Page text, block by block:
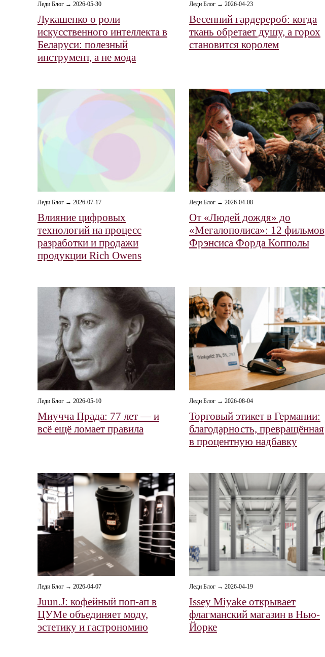
Леди Блог → 2026-05-30
Лукашенко о роли
искусственного интеллекта в
Беларуси: полезный
инструмент, а не мода
Леди Блог → 2026-04-23
Весенний гардерероб: когда
ткань обретает душу, а горох
становится королем
Леди Блог → 2026-07-17
Влияние цифровых
технологий на процесс
разработки и продажи
продукции Rich Owens
Леди Блог → 2026-04-08
От «Людей дождя» до
«Мегалополиса»: 12 фильмов
Фрэнсиса Форда Копполы
Леди Блог → 2026-05-10
Миучча Прада: 77 лет — и
всё ещё ломает правила
Леди Блог → 2026-08-04
Торговый этикет в Германии:
благодарность, превращённая
в процентную надбавку
Леди Блог → 2026-04-07
Juun.J: кофейный поп-ап в
ЦУМе объединяет моду,
эстетику и гастрономию
Леди Блог → 2026-04-19
Issey Miyake открывает
флагманский магазин в Нью-
Йорке